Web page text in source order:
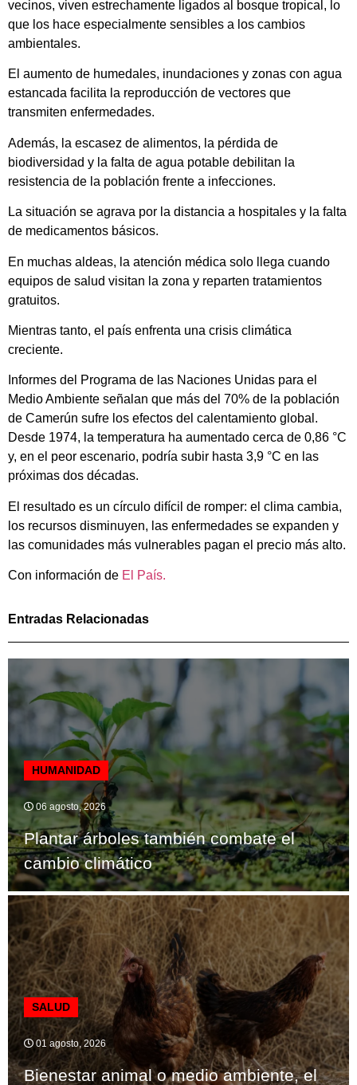
vecinos, viven estrechamente ligados al bosque tropical, lo
que los hace especialmente sensibles a los cambios
ambientales.
El aumento de humedales, inundaciones y zonas con agua
estancada facilita la reproducción de vectores que
transmiten enfermedades.
Además, la escasez de alimentos, la pérdida de
biodiversidad y la falta de agua potable debilitan la
resistencia de la población frente a infecciones.
La situación se agrava por la distancia a hospitales y la falta
de medicamentos básicos.
En muchas aldeas, la atención médica solo llega cuando
equipos de salud visitan la zona y reparten tratamientos
gratuitos.
Mientras tanto, el país enfrenta una crisis climática
creciente.
Informes del Programa de las Naciones Unidas para el
Medio Ambiente señalan que más del 70% de la población
de Camerún sufre los efectos del calentamiento global.
Desde 1974, la temperatura ha aumentado cerca de 0,86 °C
y, en el peor escenario, podría subir hasta 3,9 °C en las
próximas dos décadas.
El resultado es un círculo difícil de romper: el clima cambia,
los recursos disminuyen, las enfermedades se expanden y
las comunidades más vulnerables pagan el precio más alto.
Con información de El País.
Entradas Relacionadas
HUMANIDAD
06 agosto, 2026
Plantar árboles también combate el
cambio climático
SALUD
01 agosto, 2026
Bienestar animal o medio ambiente, el